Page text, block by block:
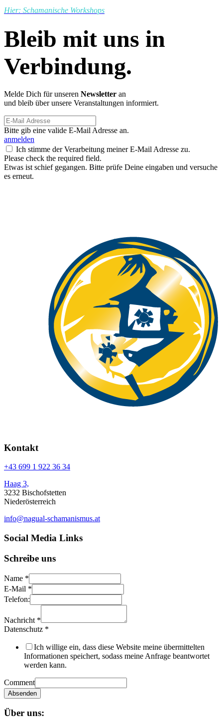
Hier: Schamanische Workshops
Bleib mit uns in
Verbindung.
Melde Dich für unseren Newsletter an
und bleib über unsere Veranstaltungen informiert.
Bitte gib eine valide E-Mail Adresse an.
anmelden
Ich stimme der Verarbeitung meiner E-Mail Adresse zu.
Please check the required field.
Etwas ist schief gegangen. Bitte prüfe Deine eingaben und versuche
es erneut.
Kontakt
+43 699 1 922 36 34
Haag 3,
3232 Bischofstetten
Niederösterreich
info@nagual-schamanismus.at
Social Media Links
Schreibe uns
Name *
E-Mail *
Telefon:
Nachricht *
Datenschutz *
Ich willige ein, dass diese Website meine übermittelten
Informationen speichert, sodass meine Anfrage beantwortet
werden kann.
Comment
Absenden
Über uns: